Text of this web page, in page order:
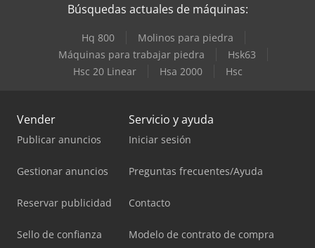
Búsquedas actuales de máquinas:
Hq 800
Molinos para piedra
Máquinas para trabajar piedra
Hsk63
Hsc 20 Linear
Hsa 2000 Hsc
Vender
Publicar anuncios
Gestionar anuncios
Reservar publicidad
Sello de confianza
Servicio y ayuda
Iniciar sesión
Preguntas frecuentes/Ayuda
Contacto
Modelo de contrato de compra